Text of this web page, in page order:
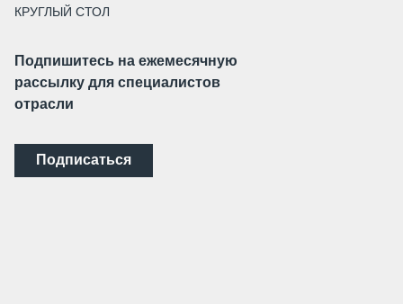
КРУГЛЫЙ СТОЛ
Подпишитесь на ежемесячную
рассылку для специалистов
отрасли
Подписаться